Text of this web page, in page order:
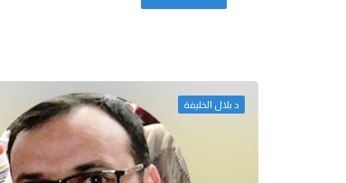
د بلال الخليفة